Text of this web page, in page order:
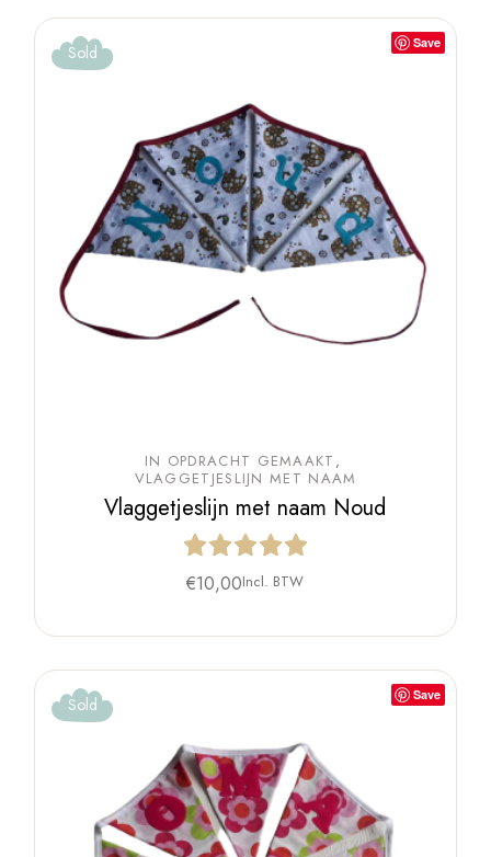
Save
Sold
IN OPDRACHT GEMAAKT
VLAGGETJESLIJN MET NAAM
Vlaggetjeslijn met naam Noud
€10,00Incl. BTW
Save
Sold